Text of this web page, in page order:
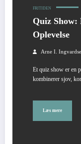
FRITIDEN
Quiz Show:
Oplevelse
Arne I.
Et quiz show er en
kombinerer sjov,
Læs mere